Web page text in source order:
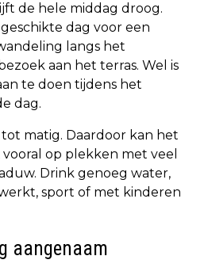
de hele middag droog.
dag voor een
langs het
aan het terras. Wel is
te doen tijdens het
dag.
matig. Daardoor kan het
op plekken met veel
Drink genoeg water,
sport of met kinderen
aangenaam